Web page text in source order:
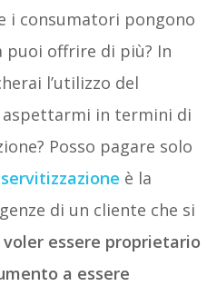
i consumatori pongono
puoi offrire di più? In
l’utilizzo del
aspettarmi in termini di
Posso pagare solo
servitizzazione è la
di un cliente che si
voler essere proprietario
a essere